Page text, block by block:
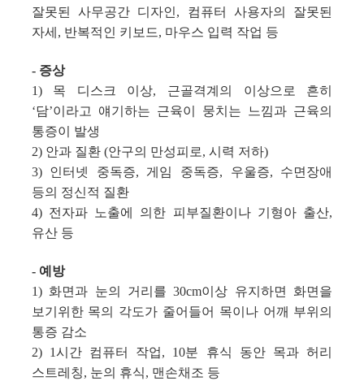
잘못된 사무공간 디자인, 컴퓨터 사용자의 잘못된
자세, 반복적인 키보드, 마우스 입력 작업 등
- 증상
1) 목 디스크 이상, 근골격계의 이상으로 흔히
‘담’이라고 얘기하는 근육이 뭉치는 느낌과 근육의
통증이 발생
2) 안과 질환 (안구의 만성피로, 시력 저하)
3) 인터넷 중독증, 게임 중독증, 우울증, 수면장애
등의 정신적 질환
4) 전자파 노출에 의한 피부질환이나 기형아 출산,
유산 등
- 예방
1) 화면과 눈의 거리를 30cm이상 유지하면 화면을
보기위한 목의 각도가 줄어들어 목이나 어깨 부위의
통증 감소
2) 1시간 컴퓨터 작업, 10분 휴식 동안 목과 허리
스트레칭, 눈의 휴식, 맨손채조 등